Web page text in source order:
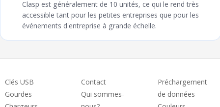
Clasp est généralement de 10 unités, ce qui le rend très
accessible tant pour les petites entreprises que pour les
événements d'entreprise à grande échelle.
Clés USB
Gourdes
Contact
Qui sommes-
Préchargement
de données